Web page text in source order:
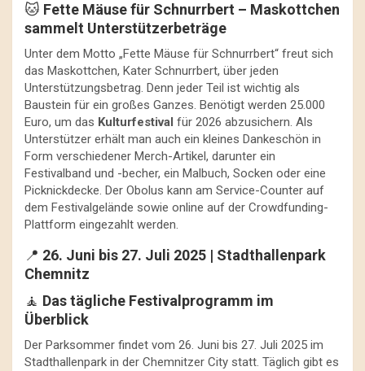
🐱 Fette Mäuse für Schnurrbert – Maskottchen
sammelt Unterstützerbeträge
Unter dem Motto „Fette Mäuse für Schnurrbert“ freut sich
das Maskottchen, Kater Schnurrbert, über jeden
Unterstützungsbetrag. Denn jeder Teil ist wichtig als
Baustein für ein großes Ganzes. Benötigt werden 25.000
Euro, um das Kulturfestival für 2026 abzusichern. Als
Unterstützer erhält man auch ein kleines Dankeschön in
Form verschiedener Merch-Artikel, darunter ein
Festivalband und -becher, ein Malbuch, Socken oder eine
Picknickdecke. Der Obolus kann am Service-Counter auf
dem Festivalgelände sowie online auf der Crowdfunding-
Plattform eingezahlt werden.
📍 26. Juni bis 27. Juli 2025 | Stadthallenpark
Chemnitz
🧘 Das tägliche Festivalprogramm im
Überblick
Der Parksommer findet vom 26. Juni bis 27. Juli 2025 im
Stadthallenpark in der Chemnitzer City statt. Täglich gibt es